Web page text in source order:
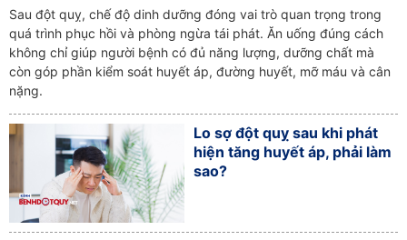
Sau đột quỵ, chế độ dinh dưỡng đóng vai trò quan trọng trong
quá trình phục hồi và phòng ngừa tái phát. Ăn uống đúng cách
không chỉ giúp người bệnh có đủ năng lượng, dưỡng chất mà
còn góp phần kiểm soát huyết áp, đường huyết, mỡ máu và cân
nặng.
Lo sợ đột quỵ sau khi phát
hiện tăng huyết áp, phải làm
sao?